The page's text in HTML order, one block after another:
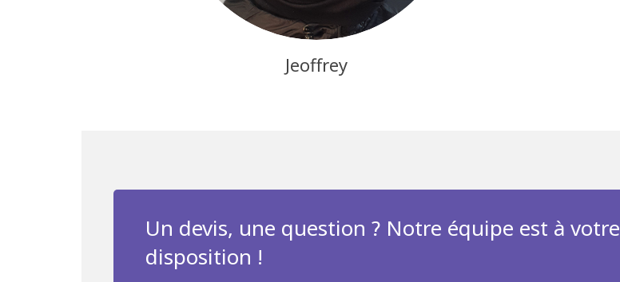
Jeoffrey
Un devis, une question ? Notre équipe est à votre
disposition !